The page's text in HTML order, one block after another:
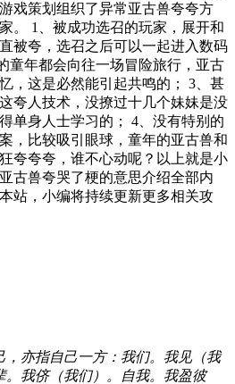
戏策划组织了异常亚古兽夸夸方
。 1、被成功选召的玩家，展开和
被夸，选召之后可以一起进入数码
童年都会向往一场冒险旅行，亚古
，这是必然能引起共鸣的； 3、甚
夸人技术，没撩过十几个妹妹是没
单身人士学习的； 4、没有特别的
，比较吸引眼球，童年的亚古兽和
夸夸夸，谁不心动呢？以上就是小
古兽夸哭了梗的意思介绍全部内
站，小编将持续更新更多相关攻
，亦指自己一方：我们。我见（我
。我侪（我们）。自我。我盈彼